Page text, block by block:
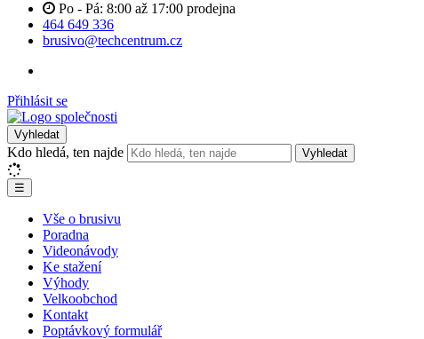
Po - Pá: 8:00 až 17:00 prodejna
464 649 336
brusivo@techcentrum.cz
Přihlásit se
Vyhledat
Kdo hledá, ten najde Vyhledat
☰
Vše o brusivu
Poradna
Videonávody
Ke stažení
Výhody
Velkoobchod
Kontakt
Poptávkový formulář